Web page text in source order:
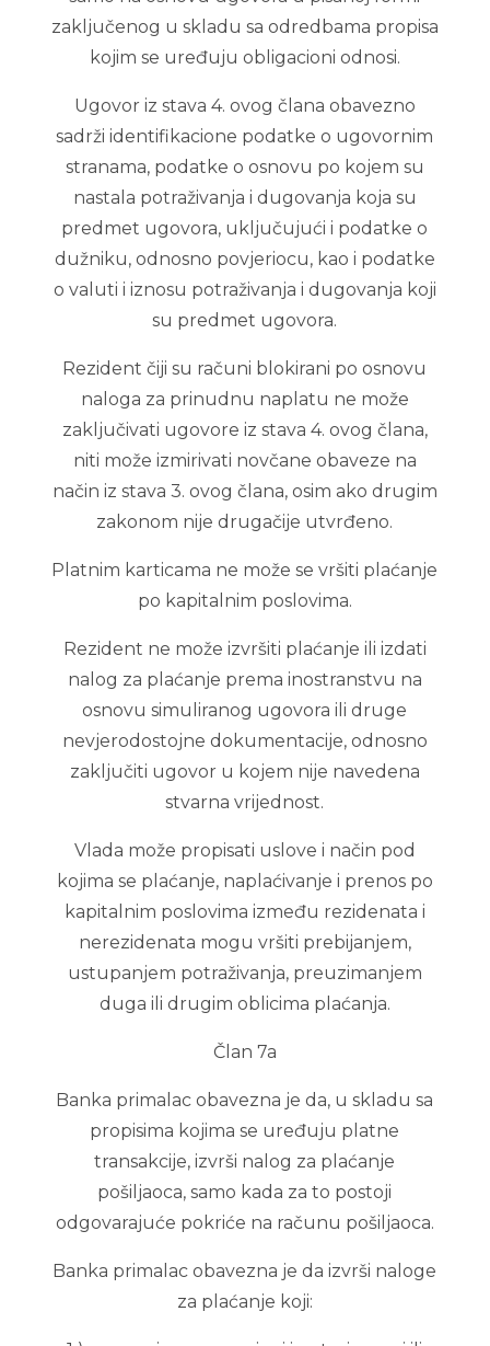
zaključenog u skladu sa odredbama propisa
kojim se uređuju obligacioni odnosi.
Ugovor iz stava 4. ovog člana obavezno
sadrži identifikacione podatke o ugovornim
stranama, podatke o osnovu po kojem su
nastala potraživanja i dugovanja koja su
predmet ugovora, uključujući i podatke o
dužniku, odnosno povjeriocu, kao i podatke
o valuti i iznosu potraživanja i dugovanja koji
su predmet ugovora.
Rezident čiji su računi blokirani po osnovu
naloga za prinudnu naplatu ne može
zaključivati ugovore iz stava 4. ovog člana,
niti može izmirivati novčane obaveze na
način iz stava 3. ovog člana, osim ako drugim
zakonom nije drugačije utvrđeno.
Platnim karticama ne može se vršiti plaćanje
po kapitalnim poslovima.
Rezident ne može izvršiti plaćanje ili izdati
nalog za plaćanje prema inostranstvu na
osnovu simuliranog ugovora ili druge
nevjerodostojne dokumentacije, odnosno
zaključiti ugovor u kojem nije navedena
stvarna vrijednost.
Vlada može propisati uslove i način pod
kojima se plaćanje, naplaćivanje i prenos po
kapitalnim poslovima između rezidenata i
nerezidenata mogu vršiti prebijanjem,
ustupanjem potraživanja, preuzimanjem
duga ili drugim oblicima plaćanja.
Član 7a
Banka primalac obavezna je da, u skladu sa
propisima kojima se uređuju platne
transakcije, izvrši nalog za plaćanje
pošiljaoca, samo kada za to postoji
odgovarajuće pokriće na računu pošiljaoca.
Banka primalac obavezna je da izvrši naloge
za plaćanje koji: